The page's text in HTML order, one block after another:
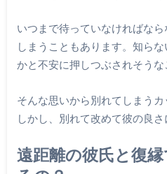
いつまで待っていなければな
しまうこともあります。知ら
かと不安に押しつぶされそうな
そんな思いから別れてしまうカ
しかし、別れて改めて彼の良さ
遠距離の彼氏と復